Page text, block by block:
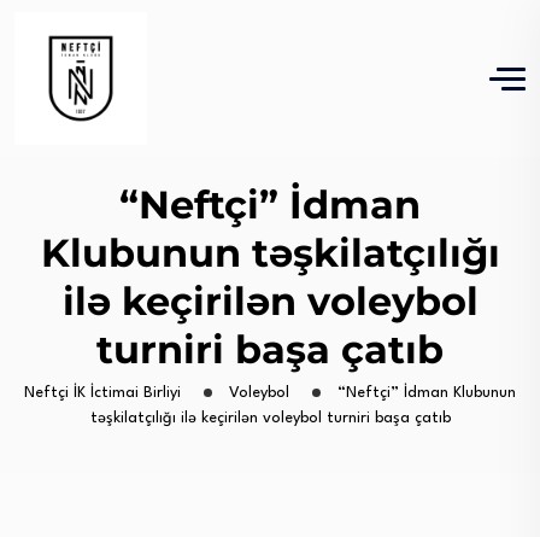
“Neftçi” İdman
Klubunun təşkilatçılığı
ilə keçirilən voleybol
turniri başa çatıb
Neftçi İK İctimai Birliyi Voleybol
“Neftçi” İdman Klubunun
təşkilatçılığı ilə keçirilən voleybol turniri başa çatıb